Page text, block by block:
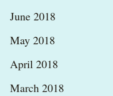
June 2018
May 2018
April 2018
March 2018